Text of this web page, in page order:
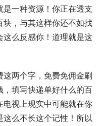
一种资源！你正在透支
，与其这样你还不如找
么反感你！道理就是这
两个字，免费免佣金刷
填写快递单好什么的百
视上现实中可能就在你
么不长这个记性！所以